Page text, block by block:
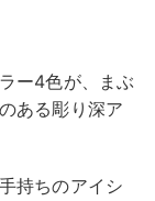
ー4色が、まぶ
ある彫り深ア
持ちのアイシ